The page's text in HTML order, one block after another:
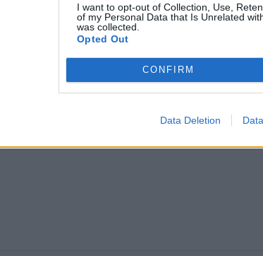
I want to opt-out of Collection, Use,
of my Personal Data that Is Unrelated
was collected.
Opted Out
CONFIRM
Data Deletion